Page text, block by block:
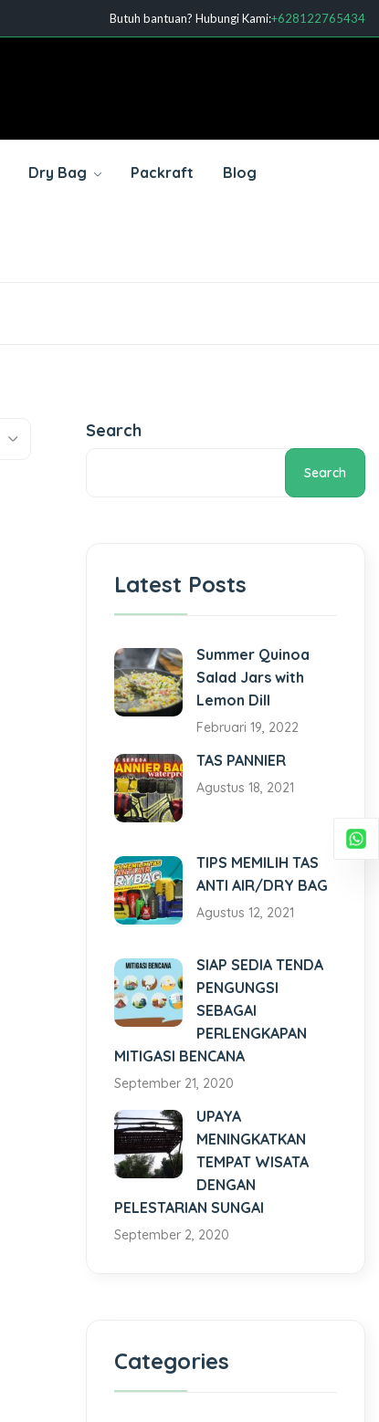
Butuh bantuan? Hubungi Kami:+628122765434
Dry Bag Packraft Blog
Search
Search
Latest Posts
Summer Quinoa
Salad Jars with
Lemon Dill
Februari 19, 2022
TAS PANNIER
Agustus 18, 2021
TIPS MEMILIH TAS
ANTI AIR/DRY BAG
Agustus 12, 2021
SIAP SEDIA TENDA
PENGUNGSI
SEBAGAI
PERLENGKAPAN
MITIGASI BENCANA
September 21, 2020
UPAYA
MENINGKATKAN
TEMPAT WISATA
DENGAN
PELESTARIAN SUNGAI
September 2, 2020
Categories